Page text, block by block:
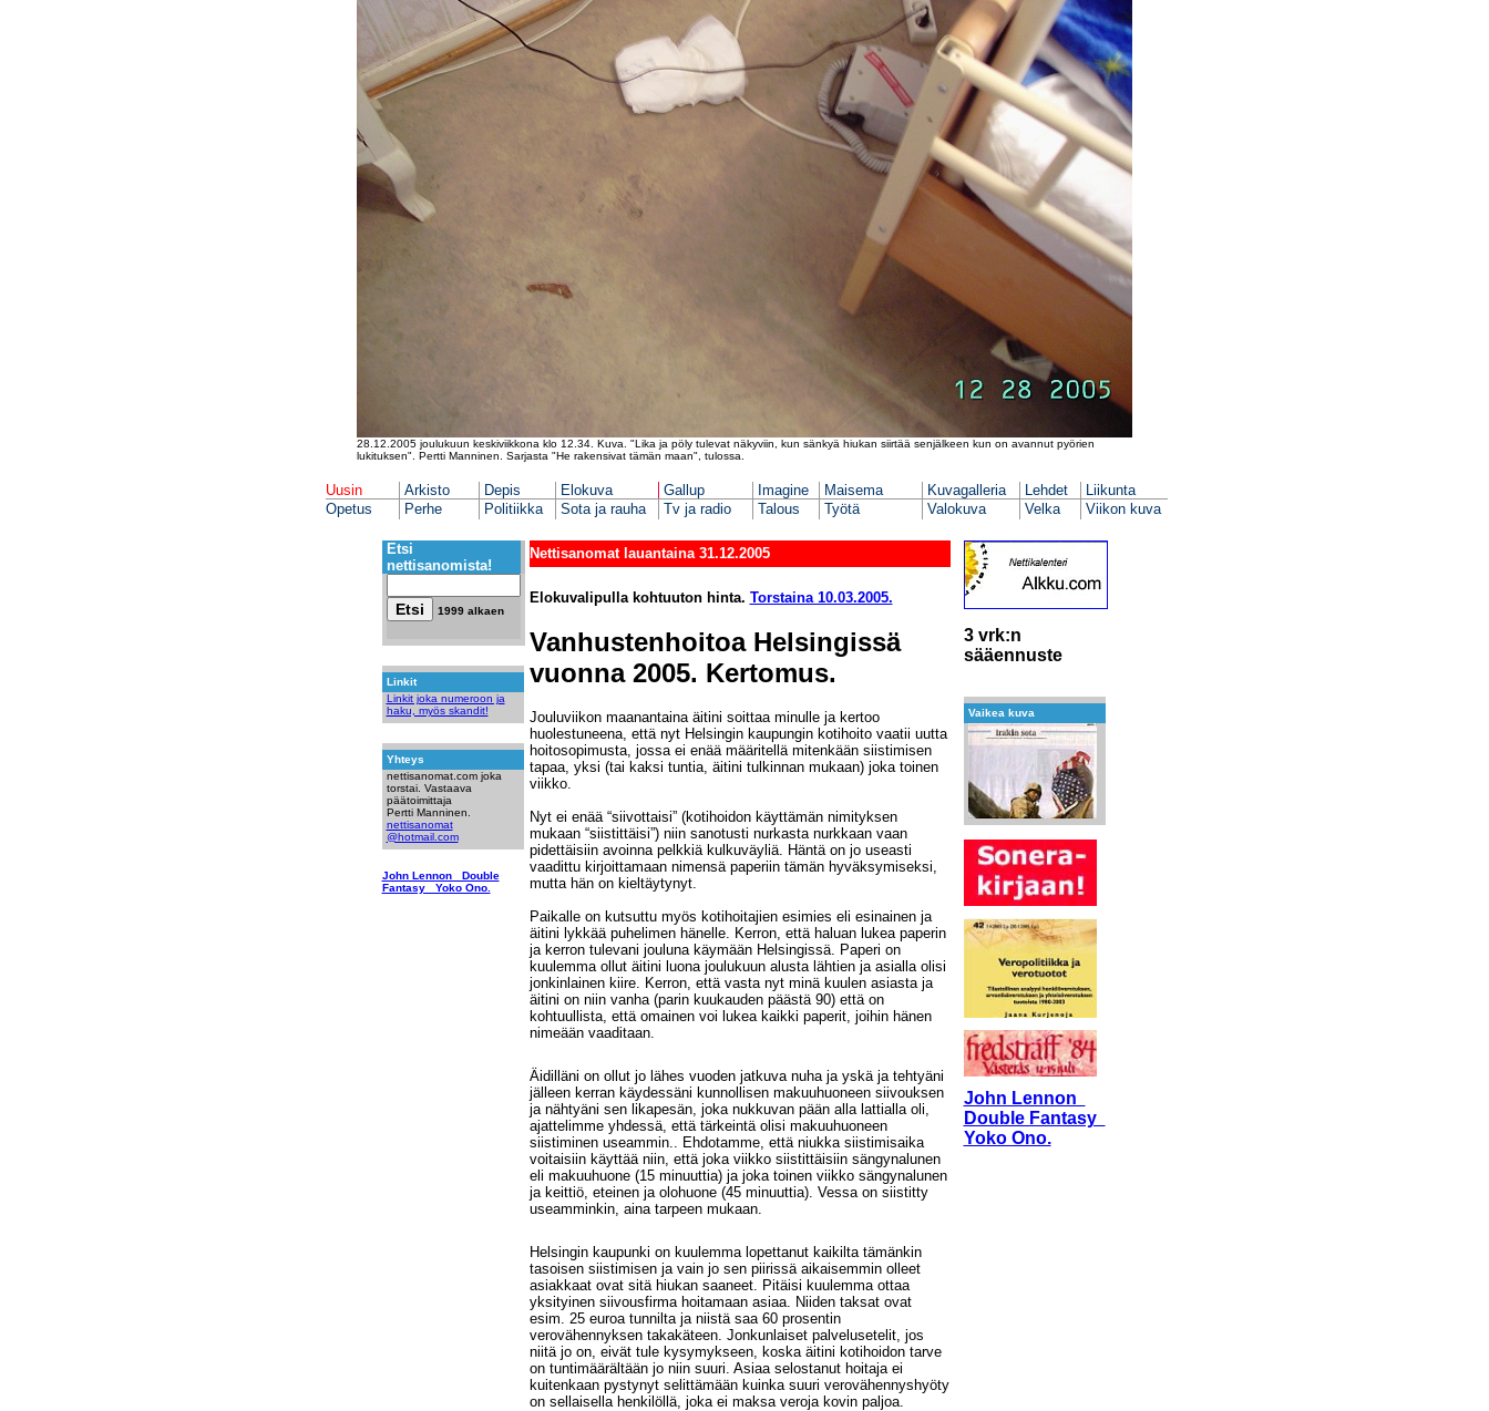
28.12.2005 joulukuun keskiviikkona klo 12.34. Kuva. "Lika ja pöly tulevat näkyviin, kun sänkyä hiukan siirtää senjälkeen kun on avannut pyörien
lukituksen". Pertti Manninen. Sarjasta "He rakensivat tämän maan", tulossa.
Uusin Arkisto Depis Elokuva Gallup Imagine Maisema Kuvagalleria Lehdet
Liikunta
Opetus
Perhe Politiikka Sota ja rauha Tv ja radio Talous Työtä Valokuva Velka Viikon kuva
Etsi
nettisanomista!
1999 alkaen
Linkit
Linkit joka numeroon ja
haku, myös skandit!
Yhteys
nettisanomat.com joka
torstai. Vastaava
päätoimittaja
Pertti Manninen.
nettisanomat
@hotmail.com
John Lennon Double
Fantasy Yoko Ono.
Nettisanomat lauantaina 31.12.2005
Elokuvalipulla kohtuuton hinta. Torstaina 10.03.2005.
Vanhustenhoitoa Helsingissä
vuonna 2005. Kertomus.
Jouluviikon maanantaina äitini soittaa minulle ja kertoo
huolestuneena, että nyt Helsingin kaupungin kotihoito vaatii uutta
hoitosopimusta, jossa ei enää määritellä mitenkään siistimisen
tapaa, yksi (tai kaksi tuntia, äitini tulkinnan mukaan) joka toinen
viikko.
Nyt ei enää “siivottaisi” (kotihoidon käyttämän nimityksen
mukaan “siistittäisi”) niin sanotusti nurkasta nurkkaan vaan
pidettäisiin avoinna pelkkiä kulkuväyliä. Häntä on jo useasti
vaadittu kirjoittamaan nimensä paperiin tämän hyväksymiseksi,
mutta hän on kieltäytynyt.
Paikalle on kutsuttu myös kotihoitajien esimies eli esinainen ja
äitini lykkää puhelimen hänelle. Kerron, että haluan lukea paperin
ja kerron tulevani jouluna käymään Helsingissä. Paperi on
kuulemma ollut äitini luona joulukuun alusta lähtien ja asialla olisi
jonkinlainen kiire. Kerron, että vasta nyt minä kuulen asiasta ja
äitini on niin vanha (parin kuukauden päästä 90) että on
kohtuullista, että omainen voi lukea kaikki paperit, joihin hänen
nimeään vaaditaan.
Äidilläni on ollut jo lähes vuoden jatkuva nuha ja yskä ja tehtyäni
jälleen kerran käydessäni kunnollisen makuuhuoneen siivouksen
ja nähtyäni sen likapesän, joka nukkuvan pään alla lattialla oli,
ajattelimme yhdessä, että tärkeintä olisi makuuhuoneen
siistiminen useammin.. Ehdotamme, että niukka siistimisaika
voitaisiin käyttää niin, että joka viikko siistittäisiin sängynalunen
eli makuuhuone (15 minuuttia) ja joka toinen viikko sängynalunen
ja keittiö, eteinen ja olohuone (45 minuuttia). Vessa on siistitty
useamminkin, aina tarpeen mukaan.
Helsingin kaupunki on kuulemma lopettanut kaikilta tämänkin
tasoisen siistimisen ja vain jo sen piirissä aikaisemmin olleet
asiakkaat ovat sitä hiukan saaneet. Pitäisi kuulemma ottaa
yksityinen siivousfirma hoitamaan asiaa. Niiden taksat ovat
esim. 25 euroa tunnilta ja niistä saa 60 prosentin
verovähennyksen takakäteen. Jonkunlaiset palvelusetelit, jos
niitä jo on, eivät tule kysymykseen, koska äitini kotihoidon tarve
on tuntimäärältään jo niin suuri. Asiaa selostanut hoitaja ei
kuitenkaan pystynyt selittämään kuinka suuri verovähennyshyöty
on sellaisella henkilöllä, joka ei maksa veroja kovin paljoa.
3 vrk:n
sääennuste
Vaikea kuva
John Lennon
Double Fantasy
Yoko Ono.